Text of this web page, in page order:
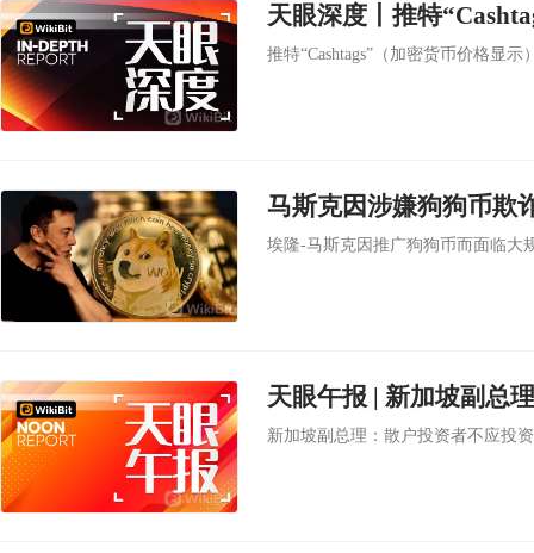
推特“Cashtags”（加密货币价格显
马斯克因涉嫌狗狗币欺
埃隆-马斯克因推广狗狗币而面临大
天眼午报 | 新加坡副总
新加坡副总理：散户投资者不应投